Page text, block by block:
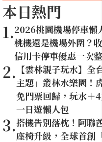
本日熱門
1.2026桃園機場停車懶
桃機還是機場外圍？
信用卡停車優惠一次
2. 【雲林親子玩水】全
主題」叢林水樂園！
免門票回歸，玩水＋
一日遊懶人包
3.搭機告別落枕！阿聯
座椅升級，全球首